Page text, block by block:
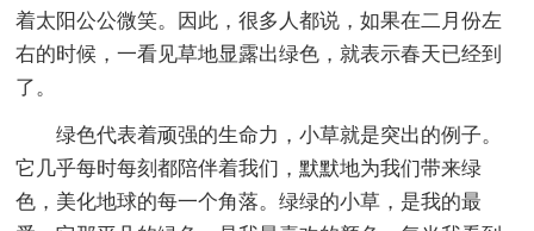
着太阳公公微笑。因此，很多人都说，如果在二月份左
右的时候，一看见草地显露出绿色，就表示春天已经到
了。
绿色代表着顽强的生命力，小草就是突出的例子。
它几乎每时每刻都陪伴着我们，默默地为我们带来绿
色，美化地球的每一个角落。绿绿的小草，是我的最